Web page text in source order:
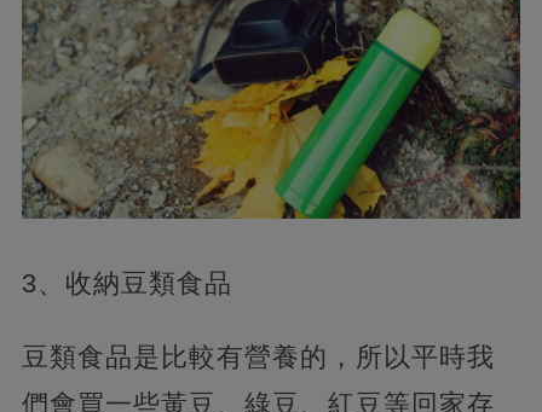
3、收納豆類食品
豆類食品是比較有營養的，所以平時我
們會買一些黃豆、綠豆、紅豆等回家存